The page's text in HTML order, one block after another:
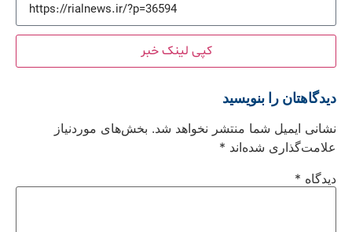
کپی لینک خبر
دیدگاهتان را بنویسید
نشانی ایمیل شما منتشر نخواهد شد. بخش‌های موردنیاز
علامت‌گذاری شده‌اند *
دیدگاه *